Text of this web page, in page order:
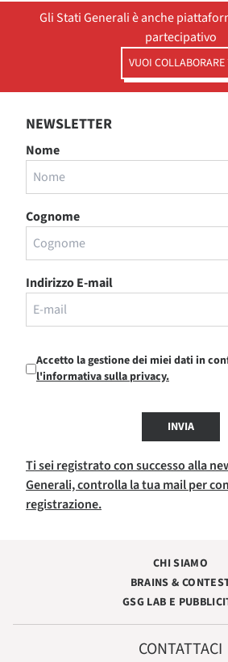
Gli Stati Generali è anche
partecipativo
VUOI COLLABORARE
NEWSLETTER
Nome
Cognome
Indirizzo E-mail
Accetto la gestione dei miei dati in
l'informativa sulla privacy.
INVIA
Ti sei registrato con successo alla
Generali, controlla la tua mail per
registrazione.
CHI SIAMO
BRAINS &
GSG LAB E
CONTATTACI